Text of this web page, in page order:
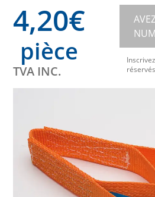
4,20€
pièce
TVA INC.
réservés